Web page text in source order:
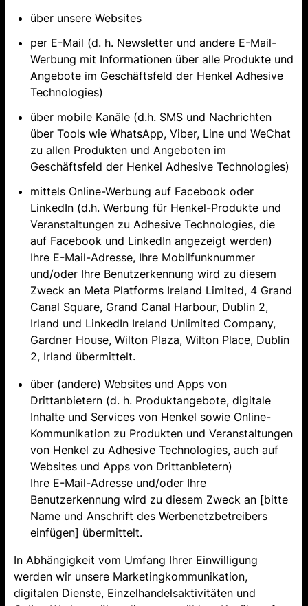
über unsere Websites
per E-Mail (d. h. Newsletter und andere E-Mail-
Werbung mit Informationen über alle Produkte und
Angebote im Geschäftsfeld der Henkel Adhesive
Technologies)
über mobile Kanäle (d.h. SMS und Nachrichten
über Tools wie WhatsApp, Viber, Line und WeChat
zu allen Produkten und Angeboten im
Geschäftsfeld der Henkel Adhesive Technologies)
mittels Online-Werbung auf Facebook oder
LinkedIn (d.h. Werbung für Henkel-Produkte und
Veranstaltungen zu Adhesive Technologies, die
auf Facebook und LinkedIn angezeigt werden)
Ihre E-Mail-Adresse, Ihre Mobilfunknummer
und/oder Ihre Benutzerkennung wird zu diesem
Zweck an Meta Platforms Ireland Limited, 4 Grand
Canal Square, Grand Canal Harbour, Dublin 2,
Irland und LinkedIn Ireland Unlimited Company,
Gardner House, Wilton Plaza, Wilton Place, Dublin
2, Irland übermittelt.
über (andere) Websites und Apps von
Drittanbietern (d. h. Produktangebote, digitale
Inhalte und Services von Henkel sowie Online-
Kommunikation zu Produkten und Veranstaltungen
von Henkel zu Adhesive Technologies, auch auf
Websites und Apps von Drittanbietern)
Ihre E-Mail-Adresse und/oder Ihre
Benutzerkennung wird zu diesem Zweck an [bitte
Name und Anschrift des Werbenetzbetreibers
einfügen] übermittelt.
In Abhängigkeit vom Umfang Ihrer Einwilligung
werden wir unsere Marketingkommunikation,
digitalen Dienste, Einzelhandelsaktivitäten und